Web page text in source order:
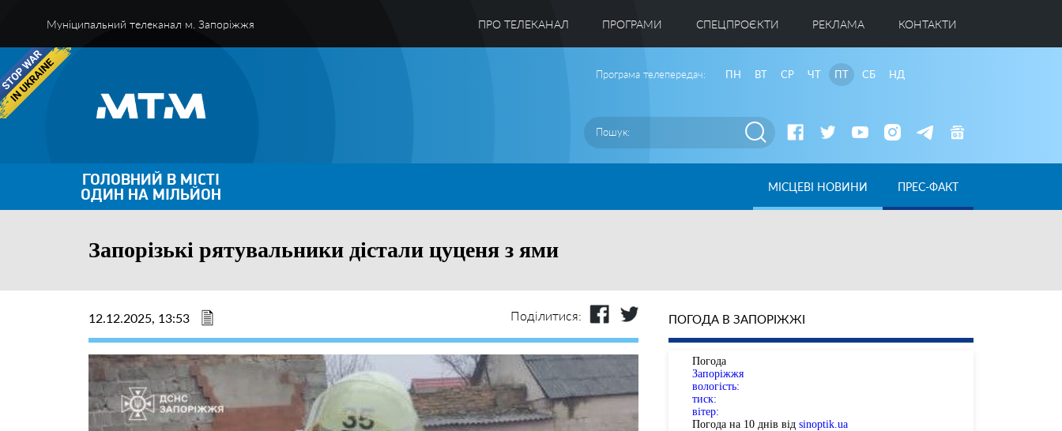
Муніципальний телеканал м. Запоріжжя ПРО ТЕЛЕКАНАЛ ПРОГРАМИ CПЕЦПРОЄКТИ РЕКЛАМА КОНТАКТИ
Програма телепередач: ПН ВТ СР ЧТ ПТ СБ НД
ГОЛОВНИЙ В МІСТІ
ОДИН НА МІЛЬЙОН МІСЦЕВІ НОВИНИ ПРЕС-ФАКТ
Запорізькі рятувальники дістали цуценя з ями
12.12.2025, 13:53 Поділитися: ПОГОДА В ЗАПОРІЖЖІ
Погода
Запоріжжя
вологість:
тиск:
вітер:
Погода на 10 днів від sinoptik.ua